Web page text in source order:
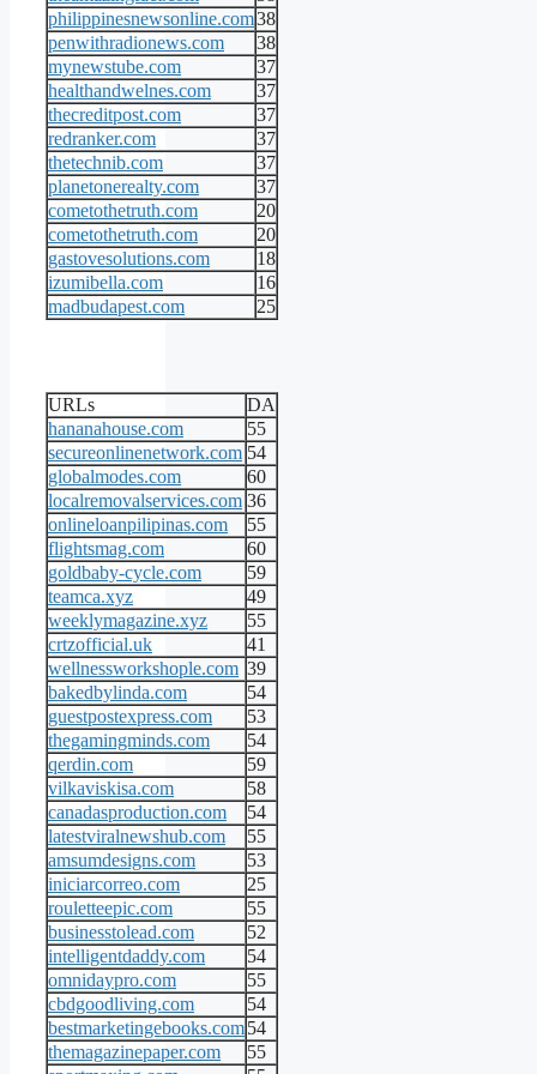
philippinesnewsonline.com38
penwithradionews.com
38
mynewstube.com
37
healthandwelnes.com
37
thecreditpost.com
37
redranker.com
37
thetechnib.com
37
planetonerealty.com
37
cometothetruth.com
20
cometothetruth.com
20
gastovesolutions.com
18
izumibella.com
16
madbudapest.com
25
URLs
DA
hananahouse.com
55
secureonlinenetwork.com 54
globalmodes.com
60
localremovalservices.com 36
onlineloanpilipinas.com
55
flightsmag.com
60
goldbaby-cycle.com
59
teamca.xyz
49
weeklymagazine.xyz
55
crtzofficial.uk
41
wellnessworkshople.com 39
bakedbylinda.com
54
guestpostexpress.com
53
thegamingminds.com
54
qerdin.com
59
vilkaviskisa.com
58
canadasproduction.com
54
latestviralnewshub.com
55
amsumdesigns.com
53
iniciarcorreo.com
25
rouletteepic.com
55
businesstolead.com
52
intelligentdaddy.com
54
omnidaypro.com
55
cbdgoodliving.com
54
bestmarketingebooks.com54
themagazinepaper.com
55